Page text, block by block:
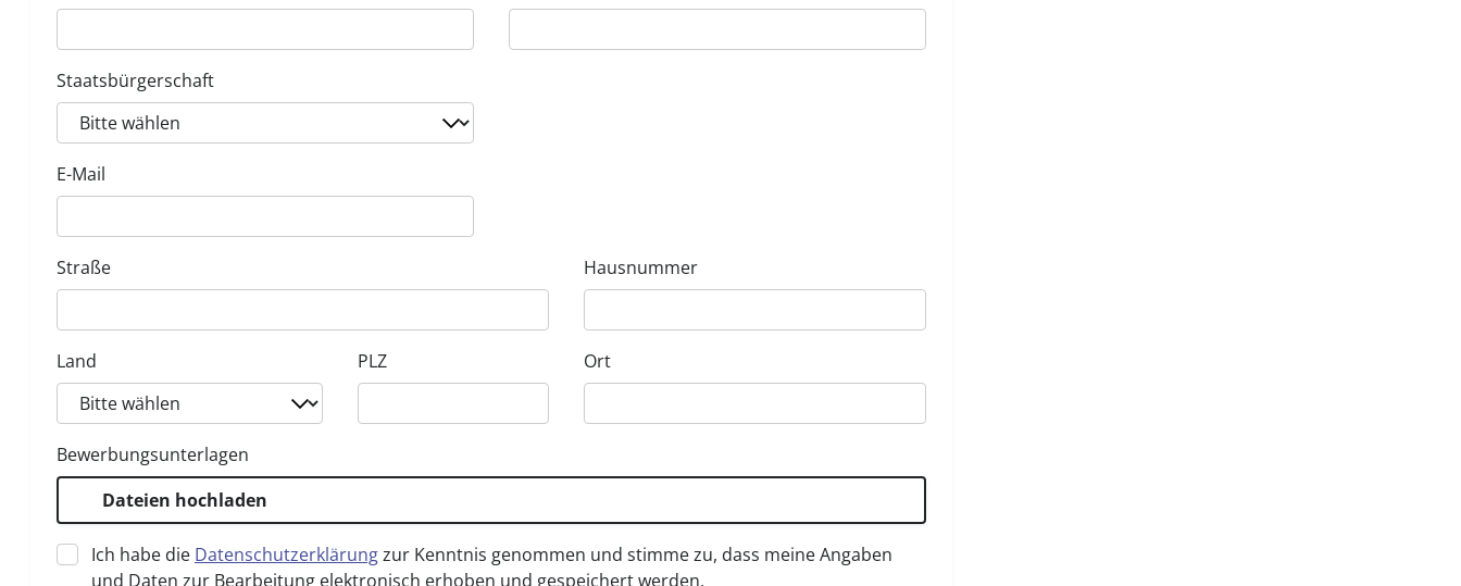
Staatsbürgerschaft
E-Mail
Straße Hausnummer
Land PLZ Ort
Bewerbungsunterlagen
Dateien hochladen
Ich habe die Datenschutzerklärungzur Kenntnis genommen und stimme zu, dass meine Angaben
und Daten zur Bearbeitung elektronisch erhoben und gespeichert werden.